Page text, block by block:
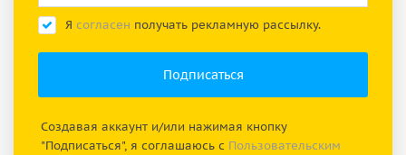
Я согласен получать рекламную рассылку.
Создавая аккаунт и/или нажимая кнопку
"Подписаться", я соглашаюсь с Пользовательским